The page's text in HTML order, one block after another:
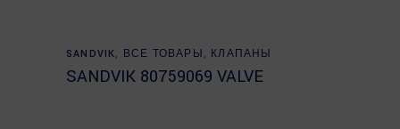
Read more
SANDVIK, ВСЕ ТОВАРЫ , КЛАПАНЫ
SANDVIK 80759069 VALVE